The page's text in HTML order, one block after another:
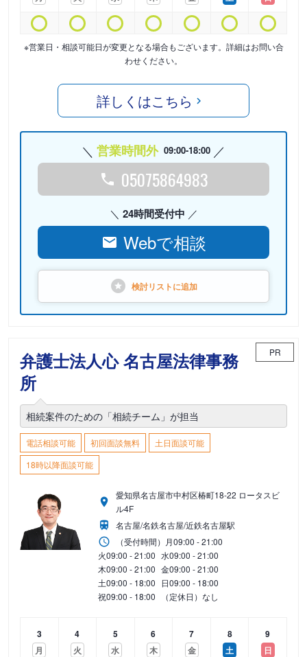
※営業日・相談可能日が変更となる場合もございます。詳細はお問い合
わせください。
詳しくはこちら
営業時間外 09:00-18:00
05075864983
24時間受付中
Webで相談
検討リストに追加
弁護士法人心 名古屋法律事務
所
PR
相続案件のための「相続チーム」が担当
電話相談可能 初回面談無料
土日面談可能
18時以降面談可能
愛知県名古屋市中村区椿町18-22 ロータスビ
ル4F
名古屋/名鉄名古屋/近鉄名古屋駅
（受付時間） 月09:00 - 21:00
火09:00 - 21:00 水09:00 - 21:00
木09:00 - 21:00 金09:00 - 21:00
土09:00 - 18:00 日09:00 - 18:00
祝09:00 - 18:00 （定休日）なし
3
月
4
火
5
水
6
木
7
金
8
土
9
日